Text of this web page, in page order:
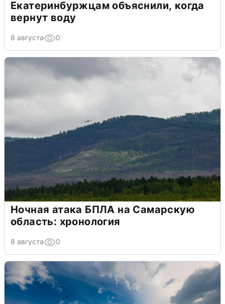
Екатеринбуржцам объяснили, когда
вернут воду
8 августа 0
Ночная атака БПЛА на Самарскую
область: хронология
8 августа 0